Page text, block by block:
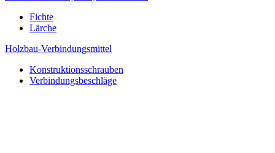
Fichte
Lärche
Holzbau-Verbindungsmittel
Konstruktionsschrauben
Verbindungsbeschläge